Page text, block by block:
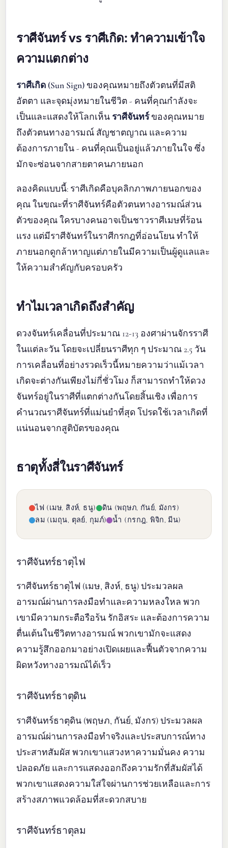
ราศีจันทร์ vs ราศีเกิด: ทำความเข้าใจ
ความแตกต่าง
ราศีเกิด (Sun Sign) ของคุณหมายถึงตัวตนที่มีสติ
อัตตา และจุดมุ่งหมายในชีวิต - คนที่คุณกำลังจะ
เป็นและแสดงให้โลกเห็น ราศีจันทร์ของคุณหมาย
ถึงตัวตนทางอารมณ์ สัญชาตญาณ และความ
ต้องการภายใน - คนที่คุณเป็นอยู่แล้วภายในใจ ซึ่ง
มักจะซ่อนจากสายตาคนภายนอก
ลองคิดแบบนี้: ราศีเกิดคือบุคลิกภาพภายนอกของ
คุณ ในขณะที่ราศีจันทร์คือตัวตนทางอารมณ์ส่วน
ตัวของคุณ ใครบางคนอาจเป็นชาวราศีเมษที่ร้อน
แรง แต่มีราศีจันทร์ในราศีกรกฎที่อ่อนโยน ทำให้
ภายนอกดูกล้าหาญแต่ภายในมีความเป็นผู้ดูแลและ
ให้ความสำคัญกับครอบครัว
ทำไมเวลาเกิดถึงสำคัญ
ดวงจันทร์เคลื่อนที่ประมาณ 12-13 องศาผ่านจักรราศี
ในแต่ละวัน โดยจะเปลี่ยนราศีทุก ๆ ประมาณ 2.5 วัน
การเคลื่อนที่อย่างรวดเร็วนี้หมายความว่าแม้เวลา
เกิดจะต่างกันเพียงไม่กี่ชั่วโมง ก็สามารถทำให้ดวง
จันทร์อยู่ในราศีที่แตกต่างกันโดยสิ้นเชิง เพื่อการ
คำนวณราศีจันทร์ที่แม่นยำที่สุด โปรดใช้เวลาเกิดที่
แน่นอนจากสูติบัตรของคุณ
ธาตุทั้งสี่ในราศีจันทร์
ไฟ (เมษ, สิงห์, ธนู)
ดิน (พฤษภ, กันย์, มังกร)
ลม (เมถุน, ตุลย์, กุมภ์)
น้ำ (กรกฎ, พิจิก, มีน)
ราศีจันทร์ธาตุไฟ
ราศีจันทร์ธาตุไฟ (เมษ, สิงห์, ธนู) ประมวลผล
อารมณ์ผ่านการลงมือทำและความหลงใหล พวก
เขามีความกระตือรือร้น รักอิสระ และต้องการความ
ตื่นเต้นในชีวิตทางอารมณ์ พวกเขามักจะแสดง
ความรู้สึกออกมาอย่างเปิดเผยและฟื้นตัวจากความ
ผิดหวังทางอารมณ์ได้เร็ว
ราศีจันทร์ธาตุดิน
ราศีจันทร์ธาตุดิน (พฤษภ, กันย์, มังกร) ประมวลผล
อารมณ์ผ่านการลงมือทำจริงและประสบการณ์ทาง
ประสาทสัมผัส พวกเขาแสวงหาความมั่นคง ความ
ปลอดภัย และการแสดงออกถึงความรักที่สัมผัสได้
พวกเขาแสดงความใส่ใจผ่านการช่วยเหลือและการ
สร้างสภาพแวดล้อมที่สะดวกสบาย
ราศีจันทร์ธาตุลม